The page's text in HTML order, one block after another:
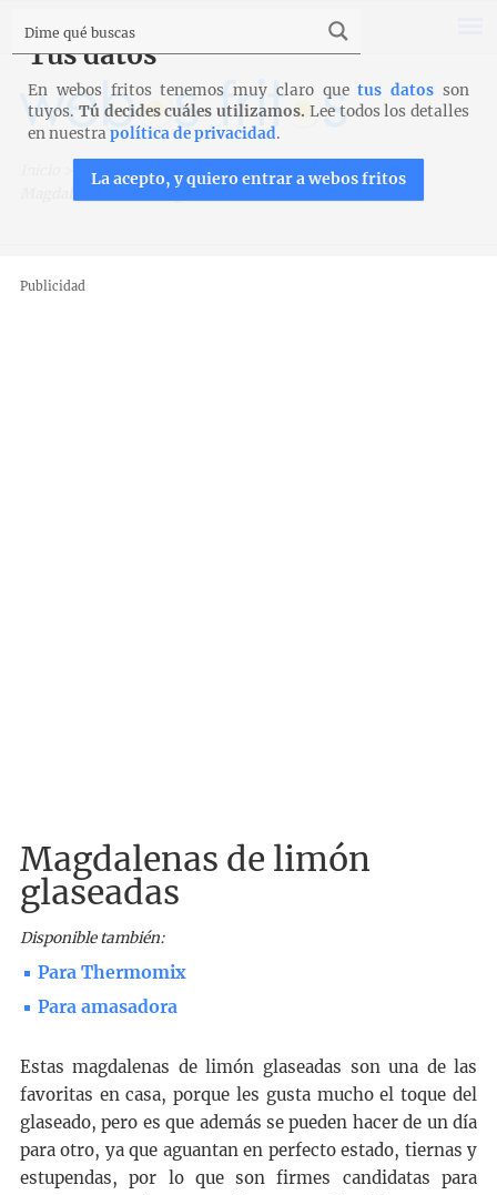
Recetas Bizcochos, magdalenas y galletas >
Magdalenas de limón glaseadas
Publicidad
Magdalenas de limón
glaseadas
Disponible también:
Para Thermomix
Para amasadora
Estas magdalenas de limón glaseadas son una de las
favoritas en casa, porque les gusta mucho el toque del
glaseado, pero es que además se pueden hacer de un día
para otro, ya que aguantan en perfecto estado, tiernas y
estupendas, por lo que son firmes candidatas para
Tus datos
En webos fritos tenemos muy claro quetus datos son
tuyos. Tú decides cuáles utilizamos. Lee todos los detalles
en nuestrapolítica de privacidad.
La acepto, y quiero entrar a webos fritos